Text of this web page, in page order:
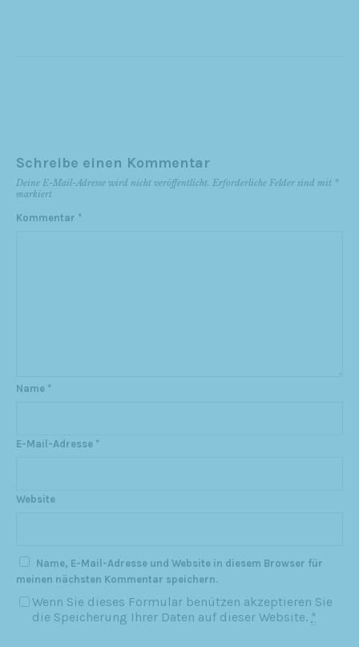
Schreibe einen Kommentar
Deine E-Mail-Adresse wird nicht veröffentlicht. Erforderliche Felder sind mit *
markiert
Kommentar *
Name *
E-Mail-Adresse *
Website
Name, E-Mail-Adresse und Website in diesem Browser für
meinen nächsten Kommentar speichern.
Wenn Sie dieses Formular benützen akzeptieren Sie
die Speicherung Ihrer Daten auf dieser Website. *